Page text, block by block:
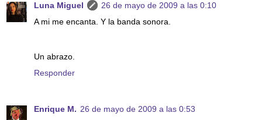
Luna Miguel
26 de mayo de 2009 a las 0:10
A mi me encanta. Y la banda sonora.
Un abrazo.
Responder
Enrique M. 26 de mayo de 2009 a las 0:53